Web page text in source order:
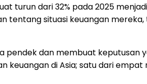
turun dari 32% pada 2025
situasi keuangan mereka,
dan membuat keputusan
keuangan di Asia; satu dari